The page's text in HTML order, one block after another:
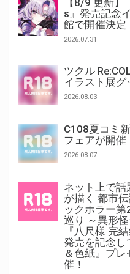
【8/9 更新
s』発売記念
館で開催決定
2026.07.31
ツクル
イラスト展グ
2026.08.03
C108夏コミ
フェアが開催
2026.08.07
ネット上で話
が描く 都市
ックホラー
巡り ～異形
『八尺様 完
発売を記念し
＆色紙』プ
催！